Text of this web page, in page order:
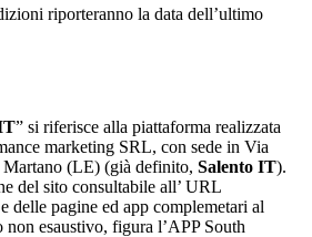
riporteranno la data dell’ultimo
” si riferisce alla piattaforma realizzata
marketing SRL, con sede in Via
(LE) (già definito, Salento IT).
del sito consultabile all’ URL
delle pagine ed app complemetari al
esaustivo, figura l’APP South